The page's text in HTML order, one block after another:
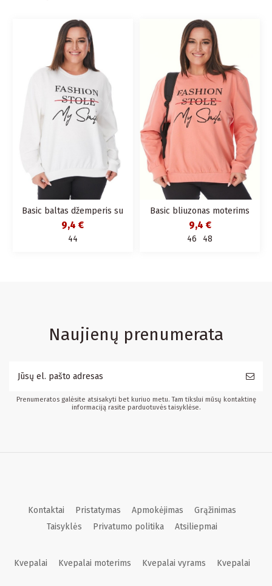
Basic baltas džemperis su
užrašais
9,4 €
44
Basic bliuzonas moterims
9,4 €
46 48
Naujienų prenumerata
Prenumeratos galėsite atsisakyti bet kuriuo metu. Tam tikslui mūsų kontaktinę
informaciją rasite parduotuvės taisyklėse.
Kontaktai Pristatymas Apmokėjimas
Grąžinimas
Taisyklės
Privatumo politika Atsiliepmai
Kvepalai Kvepalai moterims Kvepalai vyrams Kvepalai